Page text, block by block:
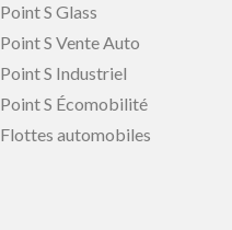
Point S Glass
Point S Vente Auto
Point S Industriel
Point S Écomobilité
Flottes automobiles